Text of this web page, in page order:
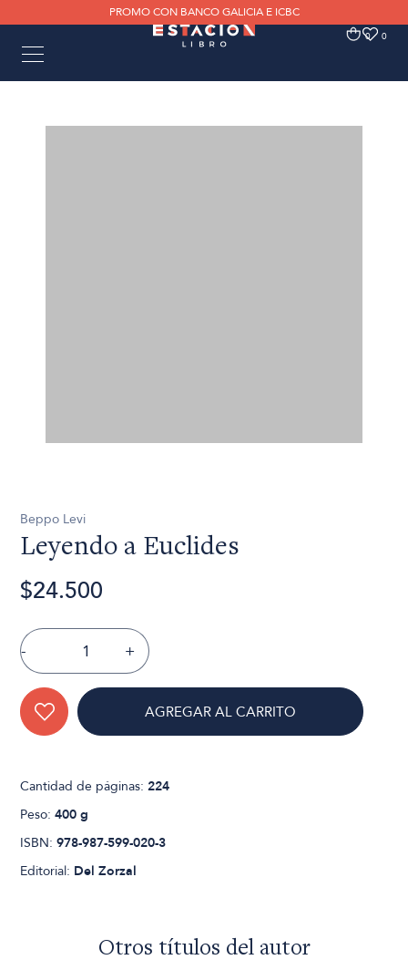
PROMO CON BANCO GALICIA E ICBC
0 0
Beppo Levi
Leyendo a Euclides
$24.500
- +
AGREGAR AL CARRITO
Cantidad de páginas:224
Peso:400 g
ISBN:978-987-599-020-3
Editorial: Del Zorzal
Otros títulos del autor